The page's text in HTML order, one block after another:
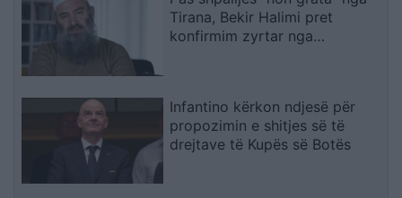
Tirana, Bekir Halimi pret
konfirmim zyrtar nga
Infantino kërkon ndjesë për
propozimin e shitjes së të
drejtave të Kupës së Botës